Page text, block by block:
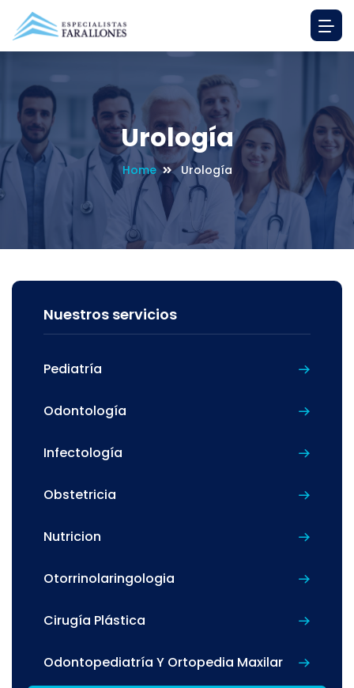
Urología
Home Urología
Nuestros servicios
Pediatría
Odontología
Infectología
Obstetricia
Nutricion
Otorrinolaringologia
Cirugía Plástica
Odontopediatría Y Ortopedia Maxilar